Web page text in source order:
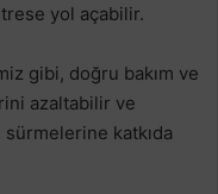
yol açabilir.
gibi, doğru bakım ve
azaltabilir ve
sürmelerine katkıda